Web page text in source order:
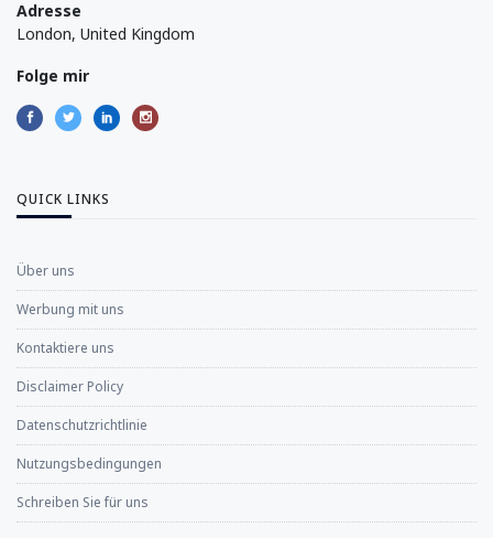
Adresse
London, United Kingdom
Folge mir
QUICK LINKS
Über uns
Werbung mit uns
Kontaktiere uns
Disclaimer Policy
Datenschutzrichtlinie
Nutzungsbedingungen
Schreiben Sie für uns